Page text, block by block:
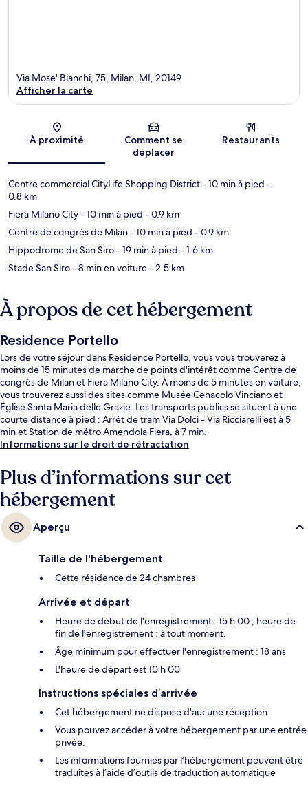
Carte
Via Mose' Bianchi, 75, Milan, MI, 20149
Afficher la carte
À proximité
Comment se
déplacer
Restaurants
Centre commercial CityLife Shopping District- 10 min à pied -
0.8 km
Fiera Milano City- 10 min à pied - 0.9 km
Centre de congrès de Milan- 10 min à pied - 0.9 km
Hippodrome de San Siro- 19 min à pied - 1.6 km
Stade San Siro- 8 min en voiture- 2.5 km
À propos de cet hébergement
Residence Portello
Lors de votre séjour dans Residence Portello, vous vous trouverez à
moins de 15 minutes de marche de points d'intérêt comme Centre de
congrès de Milan et Fiera Milano City. À moins de 5 minutes en voiture,
vous trouverez aussi des sites comme Musée Cenacolo Vinciano et
Église Santa Maria delle Grazie. Les transports publics se situent à une
courte distance à pied : Arrêt de tram Via Dolci - Via Ricciarelli est à 5
min et Station de métro Amendola Fiera, à 7 min.
Informations sur le droit de rétractation
Plus d’informations sur cet
hébergement
Aperçu
Taille de l'hébergement
Cette résidence de 24 chambres
Arrivée et départ
Heure de début de l'enregistrement : 15 h 00 ; heure de
fin de l'enregistrement : à tout moment.
Âge minimum pour effectuer l'enregistrement : 18 ans
L'heure de départ est 10 h 00
Instructions spéciales d’arrivée
Cet hébergement ne dispose d'aucune réception
Vous pouvez accéder à votre hébergement par une entrée
privée.
Les informations fournies par l’hébergement peuvent être
traduites à l’aide d’outils de traduction automatique